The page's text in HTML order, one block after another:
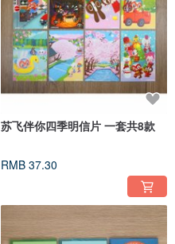
苏飞伴你四季明信片 一套共8款
RMB 37.30